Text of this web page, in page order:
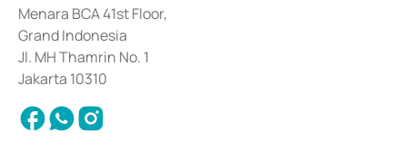
Penerbitan, Transaksi, serta Penatausahaan dan Penyelesaian Transaksi
Surat Berharga Komersial yang izinnya diterbitkan pada tahun 2018.
Menara BCA 41st Floor,
Grand Indonesia
Jl. MH Thamrin No. 1
Jakarta 10310